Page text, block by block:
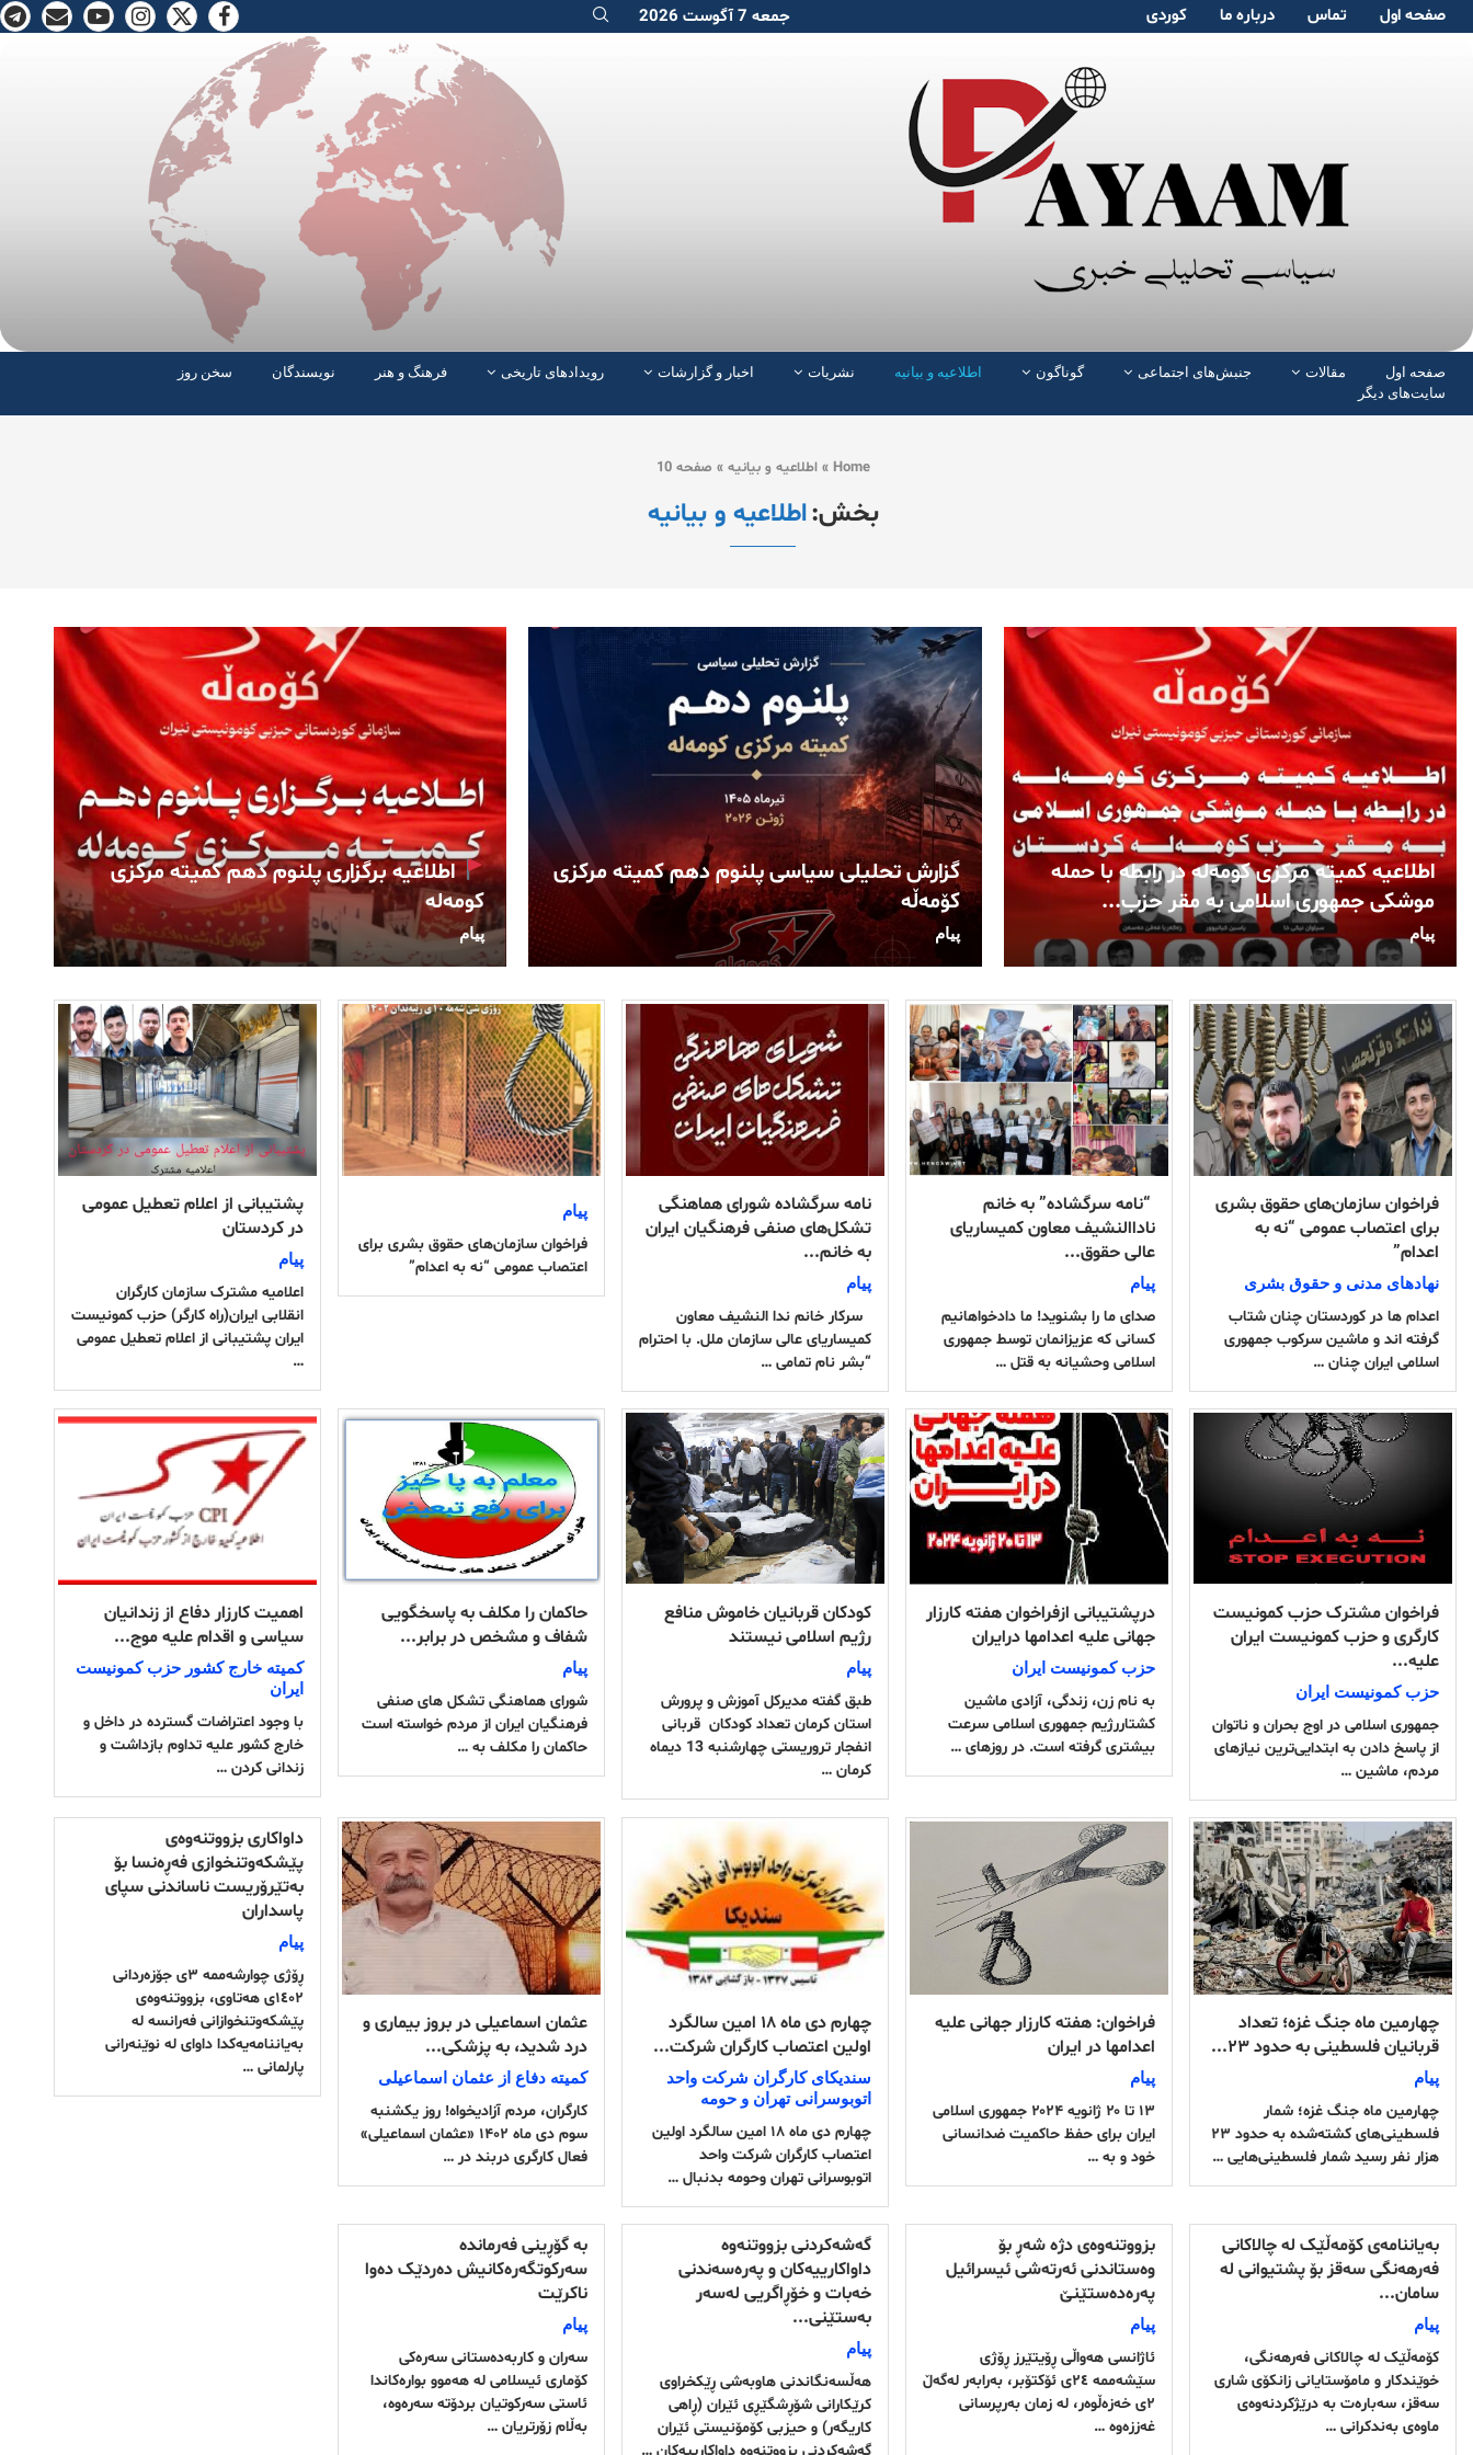
صفحە اول تماس دربارە ما کوردی جمعه 7 آگوست 2026
صفحە اول مقالات جنبش‌های اجتماعی گوناگون اطلاعیه و بیانیه نشریات اخبار و گزارشات رویدادهای تاریخی فرهنگ و هنر نویسندگان
سخن روز
سایت‌های دیگر
Home
»اطلاعیه و بیانیه » صفحه 10
بخش:اطلاعیه و بیانیه
اطلاعیه کمیته مرکزی کومه‌له در رابطه با حمله
موشکی جمهوری اسلامی به مقر حزب...
پیام
گزارش تحلیلی سیاسی پلنوم دهم کمیته مرکزی
کۆمەڵە
پیام
اطلاعیه برگزاری پلنوم دهم کمیته مرکزی
کومەلە
پیام
فراخوان سازمان‌های حقوق بشری
برای اعتصاب عمومی “نه به
اعدام”
نهادهای مدنی و حقوق بشری
اعدام ها در کوردستان چنان شتاب
گرفتە اند و ماشین سرکوب جمهوری
اسلامی ایران چنان …
‍ “نامه سرگشاده” به خانم
ناداالنشیف معاون کمیساریای
عالی حقوق...
پیام
صدای ما را بشنوید! ما دادخواهانیم
کسانی که عزیزانمان توسط جمهوری
اسلامی وحشیانه به قتل …
نامه سرگشاده شورای هماهنگی
تشکل‌های صنفی فرهنگیان ایران
به خانم...
پیام
سرکار خانم ندا النشیف معاون
کمیساریای عالی سازمان ملل. با احترام
“بشر نام تمامی …
پیام
فراخوان سازمان‌های حقوق بشری برای
اعتصاب عمومی “نه به اعدام”
پشتیبانی از اعلام تعطیل عمومی
در کردستان
پیام
اعلامیه مشترک سازمان کارگران
انقلابی ایران(راه کارگر) حزب کمونیست
ایران پشتیبانی از اعلام تعطیل عمومی
…
فراخوان مشترک حزب کمونیست
کارگری و حزب کمونیست ایران
علیه...
حزب کمونیست ایران
جمهوری اسلامی در اوج بحران و ناتوان
از پاسخ دادن به ابتدایی‌‌ترین نیازهای
مردم، ماشین …
درپشتیبانی ازفراخوان هفته کارزار
جهانی علیه اعدامها درایران
حزب کمونیست ایران
به نام زن، زندگی، آزادی ماشین
کشتاررژیم جمهوری اسلامی سرعت
بیشتری گرفته است. در روزهای …
کودکان قربانیان خاموش منافع
رژیم اسلامی نیستند
پیام
طبق گفته مدیرکل آموزش و پرورش
استان کرمان تعداد کودکان قربانی
انفجار تروریستی چهارشنبه 13 دیماه
کرمان …
حاکمان را مکلف به پاسخگویی
شفاف و مشخص در برابر...
پیام
شورای هماهنگی تشکل های صنفی
فرهنگیان ایران از مردم خواسته است
حاکمان را مکلف به …
اهمیت کارزار دفاع از زندانیان
سیاسی و اقدام علیە موج...
کمیتە خارج کشور حزب کمونیست
ایران
با وجود اعتراضات گستردە در داخل و
خارج کشور علیە تداوم بازداشت و
زندانی کردن …
چهارمین ماه جنگ غزه؛ تعداد
قربانیان فلسطینی‌ به حدود ۲۳...
پیام
چهارمین ماه جنگ غزه؛ شمار
فلسطینی‌های کشته‌شده به حدود ۲۳
هزار نفر رسید شمار فلسطینی‌هایی …
فراخوان: هفته کارزار جهانی علیه
اعدامها در ایران
پیام
۱۳ تا ۲۰ ژانویه ۲۰۲۴ جمهوری اسلامی
ایران برای حفظ حاکمیت ضدانسانی
خود و به …
چهارم دی ماه ۱۸ امین سالگرد
اولین اعتصاب کارگران شرکت...
سندیکای کارگران شرکت واحد
اتوبوسرانی تهران و حومه
چهارم دی ماه ۱۸ امین سالگرد اولین
اعتصاب کارگران شرکت واحد
اتوبوسرانی تهران و‌حومه بدنبال …
عثمان اسماعیلی در بروز بیماری و
درد شدید، بە پزشکی...
کمیته دفاع از عثمان اسماعیلی
کارگران، مردم آزادیخواه! روز یکشنبه
سوم دی ماه ۱۴۰۲ «عثمان اسماعیلی»
فعال کارگری دربند در …
داواكاری بزووتنەوەی
پێشكەوتنخوازی فەڕەنسا بۆ
بەتێرۆریست ناساندنی سپای
پاسداران
پیام
ڕۆژی چوارشەممە ٣ی جۆزەردانی
١٤٠٢ی هەتاوی، بزووتنەوەی
پێشکەوتنخوازانی فەرانسە لە
بەیاننامەیەکدا داوای لە نوێنەرانی
پارلمانی …
بەیاننامەی کۆمەڵێک لە چالاکانی
فەرهەنگی سەقز بۆ پشتیوانی له‌
سامان...
پیام
کۆمەڵێک لە چالاکانی فەرهەنگی،
خوێندکار و مامۆستایانی زانکۆی شاری
سەقز، سەبارەت بە درێژكردنه‌وه‌ی
ماوه‌ی به‌ندكرانی …
بزووتنەوەی دژە شەڕ بۆ
وەستاندنی ئەرتەشی ئیسرائیل
پەرەدەستێنێ
پیام
ئاژانسی هەواڵی ڕۆیتێرز ڕۆژی
سێشەممە ٢٤ی ئۆکتۆبر، بەرابەر لەگەڵ
٢ی خەزەڵوەر، لە زمان بەرپرسانی
غەززەوە …
گەشەکردنی بزووتنەوە
داواکارییەکان و پەرەسەندنی
خەبات و خۆڕاگریی لەسەر
بەستێنی...
پیام
هەڵسەنگاندنی هاوبەشی ڕێکخراوی
کرێکارانی شۆڕشگێڕی ئێران (ڕاهی
کاریگەر) و حیزبی کۆمۆنیستی ئێران
گەشەکردنی بزووتنەوە داواکارییەکان …
بە گۆڕینی فەرماندە
سەرکوتگەرەکانیش دەردێک دەوا
ناکرێت
پیام
سەران و کاربەدەستانی سەرەکی
کۆماری ئیسلامی لە هەموو بوارەکاندا
ئاستی سەرکوتیان بردۆتە سەرەوە،
بەڵام زۆرتریان …